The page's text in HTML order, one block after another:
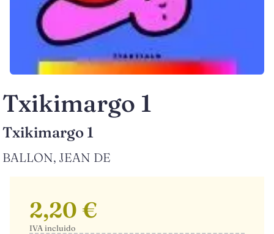
Txikimargo 1
Txikimargo 1
BALLON, JEAN DE
2,20 €
IVA incluido